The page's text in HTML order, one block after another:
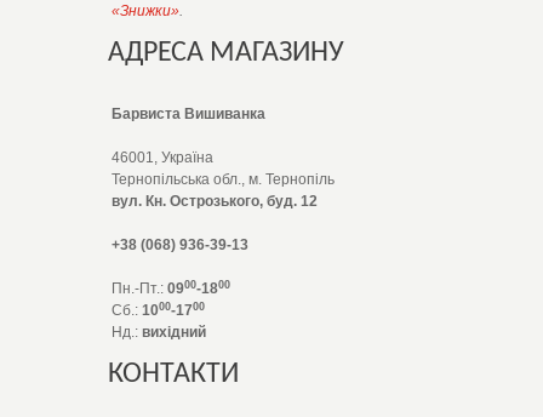
«Знижки».
АДРЕСА МАГАЗИНУ
Барвиста Вишиванка
46001, Україна
Тернопільська обл., м. Тернопіль
вул. Кн. Острозького, буд. 12
+38 (068) 936-39-13
Пн.-Пт.: 0900-1800
Сб.: 1000-1700
Нд.: вихідний
КОНТАКТИ